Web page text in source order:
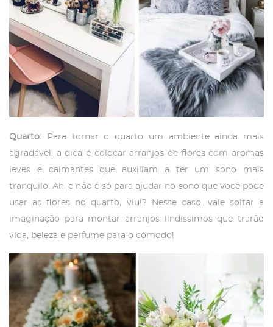
Quarto:
Para tornar o quarto um ambiente ainda mais
agradável, a dica é colocar arranjos de flores com aromas
leves e calmantes que auxiliam a ter um sono mais
tranquilo. Ah, e não é só para ajudar no sono que você pode
usar as flores no quarto, viu!? Nesse caso, vale soltar a
imaginação para montar arranjos lindíssimos que trarão
vida, beleza e perfume para o cômodo!